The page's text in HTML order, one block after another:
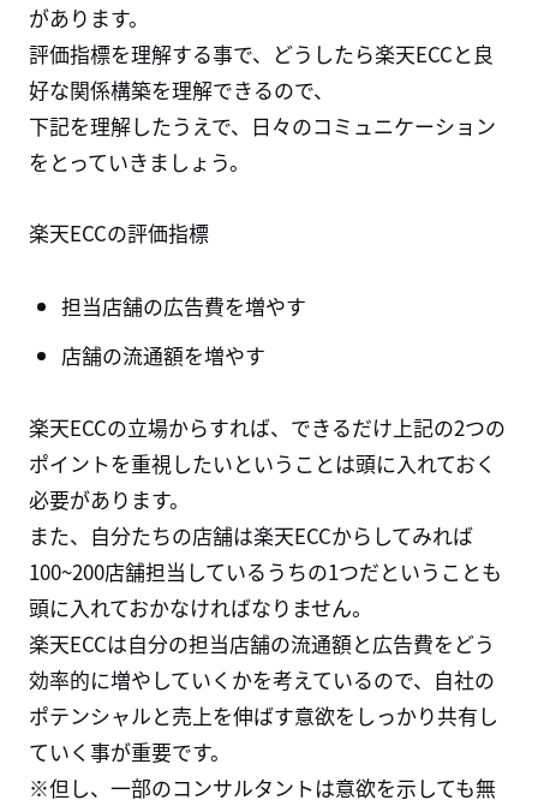
があります。
評価指標を理解する事で、どうしたら楽天ECCと良
好な関係構築を理解できるので、
下記を理解したうえで、日々のコミュニケーション
をとっていきましょう。
楽天ECCの評価指標
担当店舗の広告費を増やす
店舗の流通額を増やす
楽天ECCの立場からすれば、できるだけ上記の2つの
ポイントを重視したいということは頭に入れておく
必要があります。
また、自分たちの店舗は楽天ECCからしてみれば
100~200店舗担当しているうちの1つだということも
頭に入れておかなければなりません。
楽天ECCは自分の担当店舗の流通額と広告費をどう
効率的に増やしていくかを考えているので、自社の
ポテンシャルと売上を伸ばす意欲をしっかり共有し
ていく事が重要です。
※但し、一部のコンサルタントは意欲を示しても無